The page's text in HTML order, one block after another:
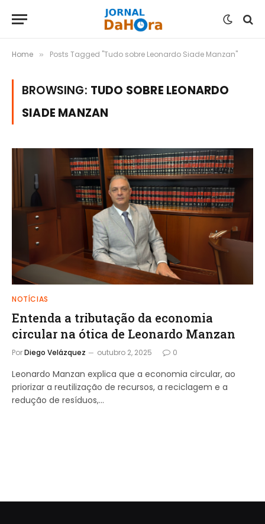
Home » Posts Tagged "Tudo sobre Leonardo Siade Manzan"
BROWSING: TUDO SOBRE LEONARDO
SIADE MANZAN
NOTÍCIAS
Entenda a tributação da economia
circular na ótica de Leonardo Manzan
PorDiego Velázquez outubro 2, 2025 0
Leonardo Manzan explica que a economia circular, ao
priorizar a reutilização de recursos, a reciclagem e a
redução de resíduos,…